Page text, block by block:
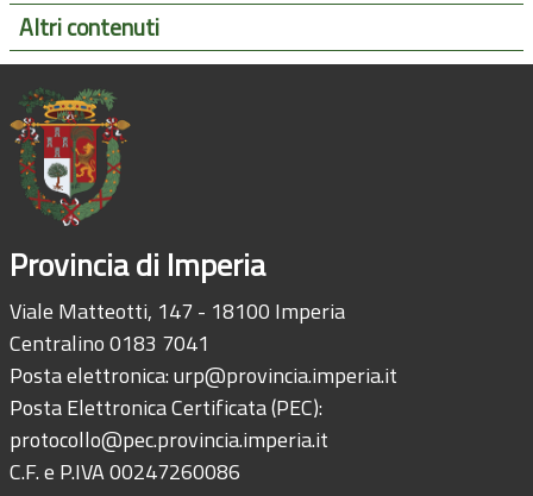
Altri contenuti
Provincia di Imperia
Viale Matteotti, 147 - 18100 Imperia
Centralino 0183 7041
Posta elettronica:urp@provincia.imperia.it
Posta Elettronica Certificata (PEC):
protocollo@pec.provincia.imperia.it
C.F. e P.IVA 00247260086